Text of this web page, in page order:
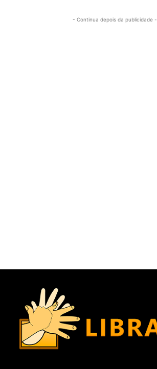
- Continua depois da publicidade -